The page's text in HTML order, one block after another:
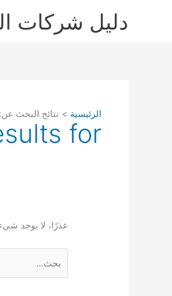
دليل شركات
الرئيسية نتائج البحث
for:
عذرًا، لا يوجد